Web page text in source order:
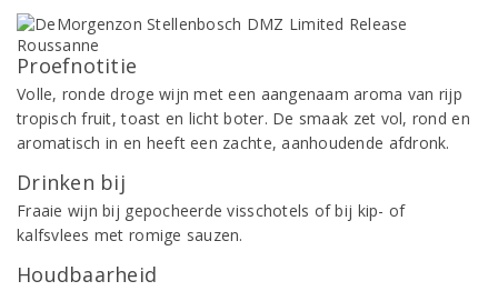
Proefnotitie
Volle, ronde droge wijn met een aangenaam aroma van rijp
tropisch fruit, toast en licht boter. De smaak zet vol, rond en
aromatisch in en heeft een zachte, aanhoudende afdronk.
Drinken bij
Fraaie wijn bij gepocheerde visschotels of bij kip- of
kalfsvlees met romige sauzen.
Houdbaarheid